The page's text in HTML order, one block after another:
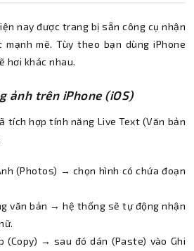
nay được trang bị sẵn công cụ nhận
mẽ. Tùy theo bạn dùng iPhone
hơi khác nhau.
ảnh trên iPhone (iOS)
tích hợp tính năng Live Text (Văn bản
(Photos) → chọn hình có chứa đoạn
văn bản → hệ thống sẽ tự động nhận
(Copy) → sau đó dán (Paste) vào Ghi